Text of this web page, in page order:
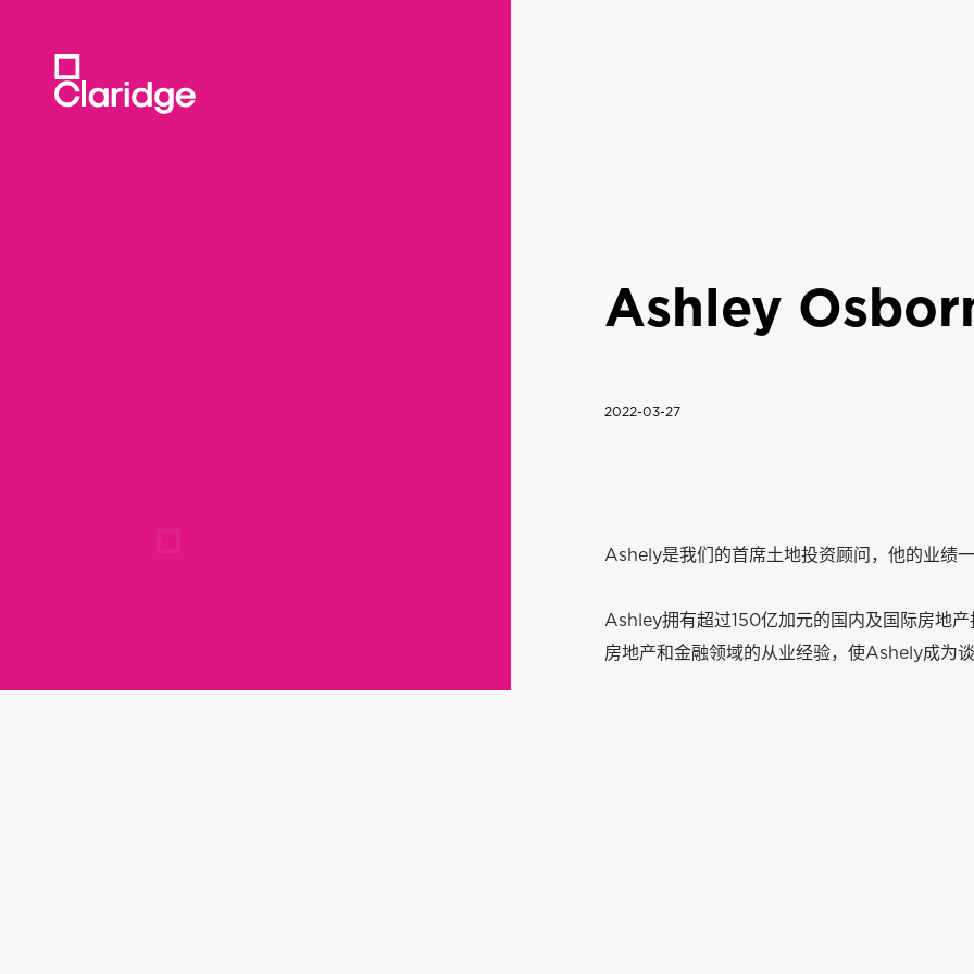
Ashley
2022-03-27
Ashely是我们的首席土地投资顾问，他的业绩
Ashley拥有超过150亿加元的国内及国际房地
房地产和金融领域的从业经验，使Ashely成为谈